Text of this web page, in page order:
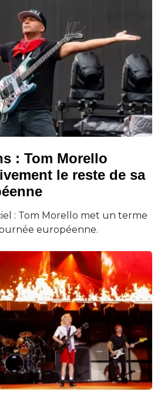
: Tom Morello
le reste de sa
: Tom Morello met un terme
européenne.